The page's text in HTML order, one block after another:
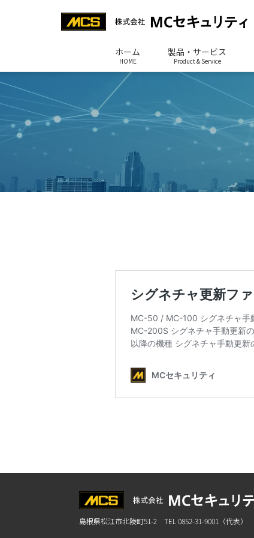
ホーム
HOME
製品・サービス
Product & Service
島根県松江市北陵町51-2 TEL 0852-31-9001（代表）